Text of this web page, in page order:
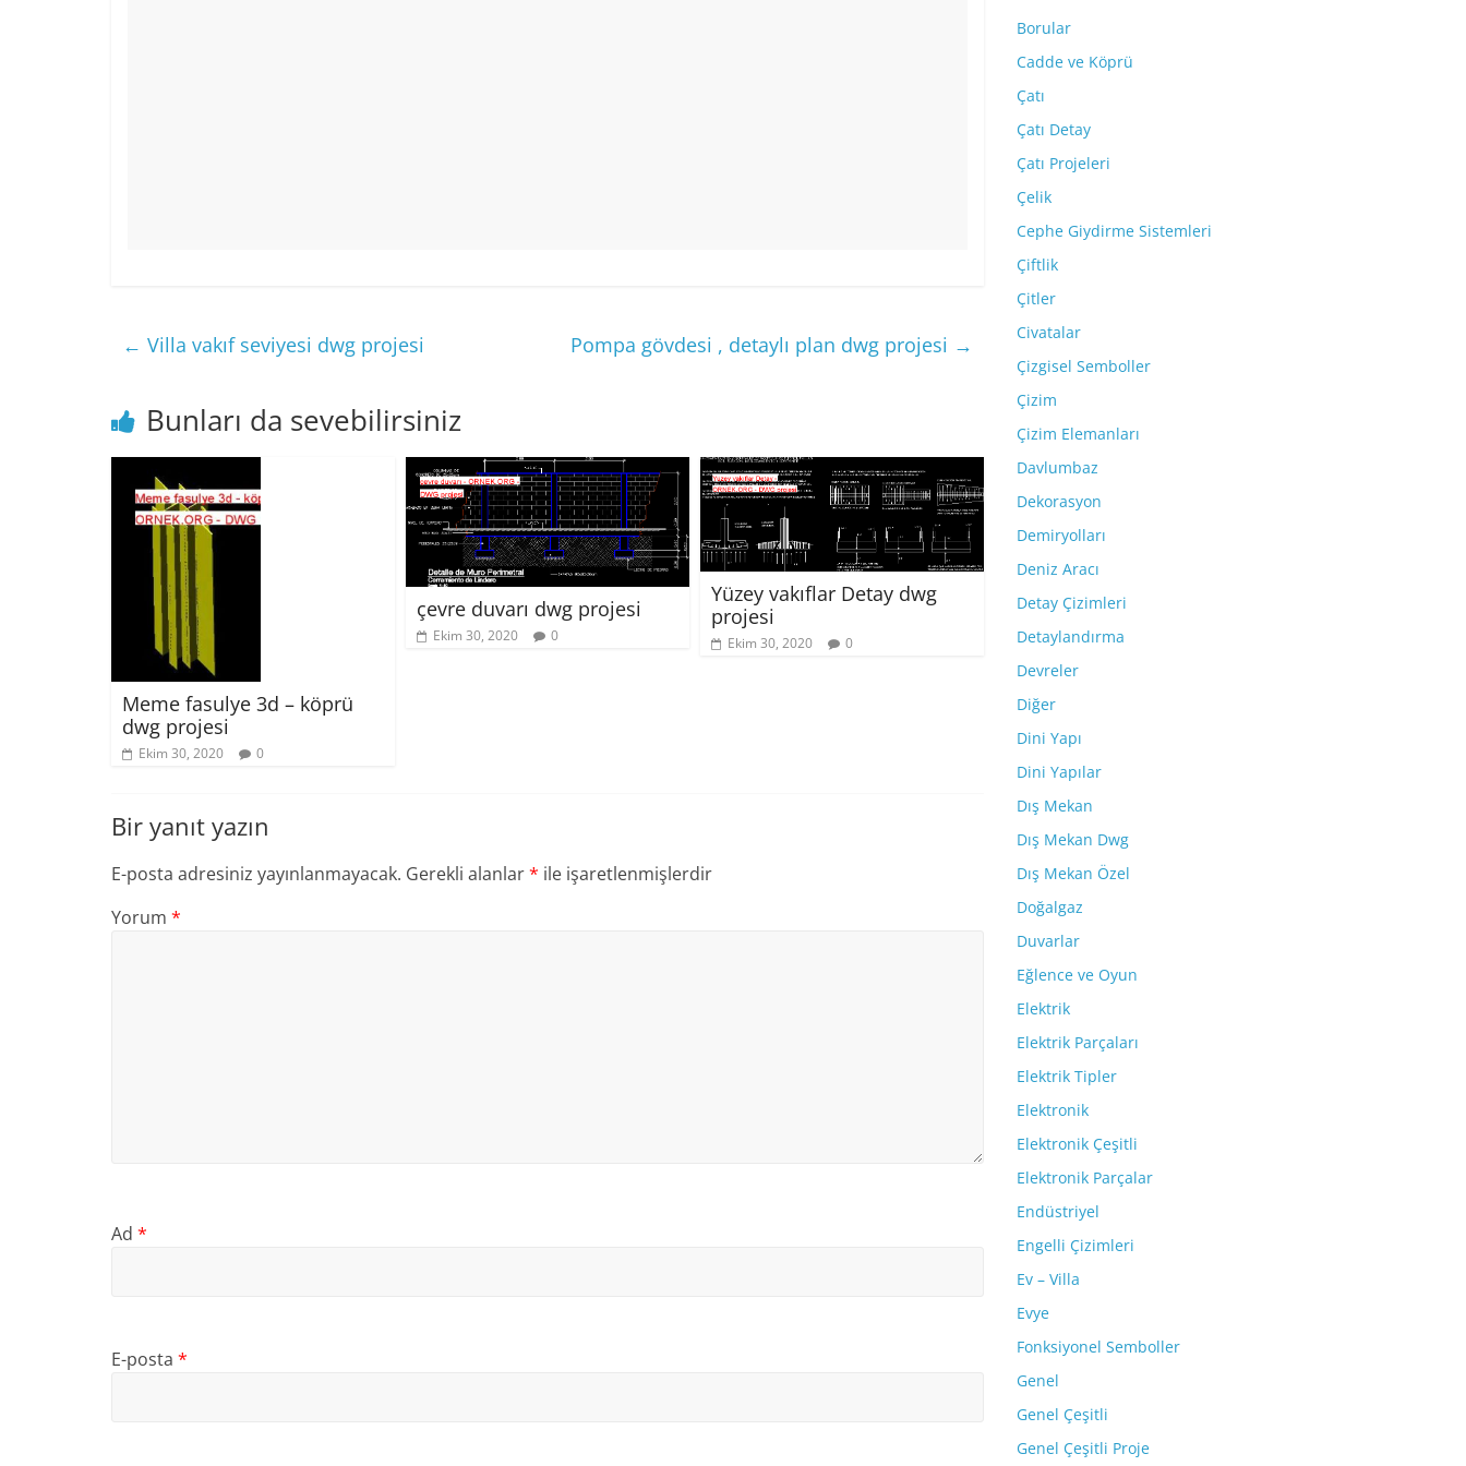
← Villa vakıf seviyesi dwg projesi Pompa gövdesi , detaylı plan dwg projesi →
Bunları da sevebilirsiniz
Meme fasulye 3d – köprü
dwg projesi
Ekim 30, 2020 0
çevre duvarı dwg projesi
Ekim 30, 2020 0
Yüzey vakıflar Detay dwg
projesi
Ekim 30, 2020 0
Bir yanıt yazın
E-posta adresiniz yayınlanmayacak. Gerekli alanlar* ile işaretlenmişlerdir
Yorum *
Ad *
E-posta *
Borular
Cadde ve Köprü
Çatı
Çatı Detay
Çatı Projeleri
Çelik
Cephe Giydirme Sistemleri
Çiftlik
Çitler
Civatalar
Çizgisel Semboller
Çizim
Çizim Elemanları
Davlumbaz
Dekorasyon
Demiryolları
Deniz Aracı
Detay Çizimleri
Detaylandırma
Devreler
Diğer
Dini Yapı
Dini Yapılar
Dış Mekan
Dış Mekan Dwg
Dış Mekan Özel
Doğalgaz
Duvarlar
Eğlence ve Oyun
Elektrik
Elektrik Parçaları
Elektrik Tipler
Elektronik
Elektronik Çeşitli
Elektronik Parçalar
Endüstriyel
Engelli Çizimleri
Ev – Villa
Evye
Fonksiyonel Semboller
Genel
Genel Çeşitli
Genel Çeşitli Proje